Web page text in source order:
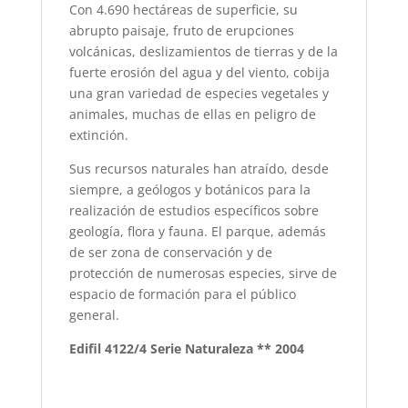
Con 4.690 hectáreas de superficie, su
abrupto paisaje, fruto de erupciones
volcánicas, deslizamientos de tierras y de la
fuerte erosión del agua y del viento, cobija
una gran variedad de especies vegetales y
animales, muchas de ellas en peligro de
extinción.
Sus recursos naturales han atraído, desde
siempre, a geólogos y botánicos para la
realización de estudios específicos sobre
geología, flora y fauna. El parque, además
de ser zona de conservación y de
protección de numerosas especies, sirve de
espacio de formación para el público
general.
Edifil 4122/4 Serie Naturaleza ** 2004